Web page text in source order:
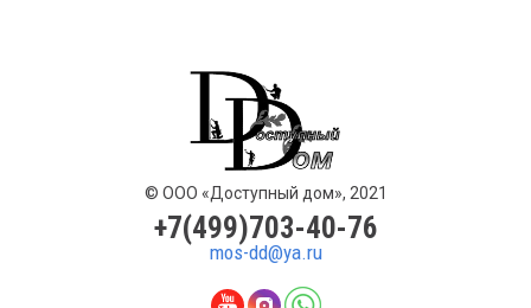
© ООО «Доступный дом», 2021
+7(499)703-40-76
mos-dd@ya.ru